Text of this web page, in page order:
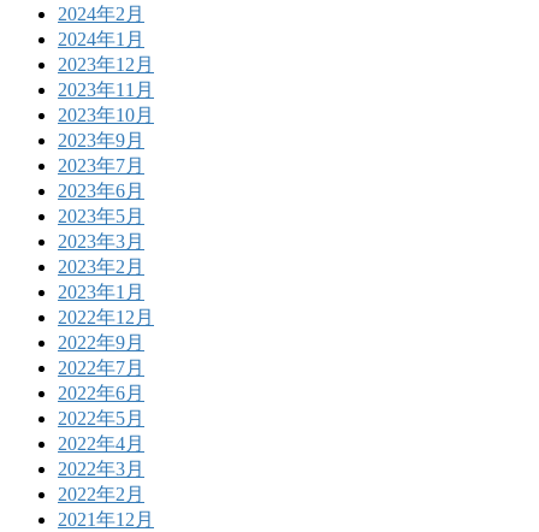
2024年2月
2024年1月
2023年12月
2023年11月
2023年10月
2023年9月
2023年7月
2023年6月
2023年5月
2023年3月
2023年2月
2023年1月
2022年12月
2022年9月
2022年7月
2022年6月
2022年5月
2022年4月
2022年3月
2022年2月
2021年12月